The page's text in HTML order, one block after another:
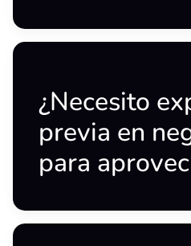
¿Necesito
previa en
para